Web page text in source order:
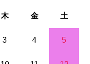
木 金 土
3 4 5